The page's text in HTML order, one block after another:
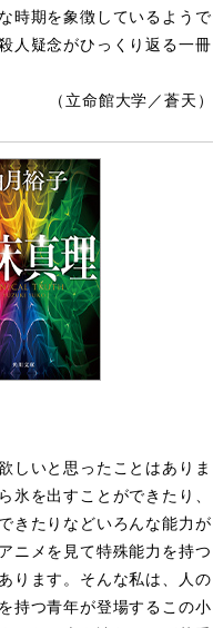
時期を象徴しているようで
人疑念がひっくり返る一冊
（立命館大学／蒼天）
しいと思ったことはありま
を出すことができたり、
きたりなどいろんな能力が
ニメを見て特殊能力を持つ
ります。そんな私は、人の
持つ青年が登場するこの小